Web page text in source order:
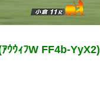
ｳｳｨﾌW FF4b-YyX2)